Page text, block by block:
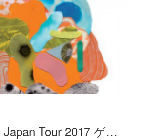
Japan Tour 2017 ゲ…